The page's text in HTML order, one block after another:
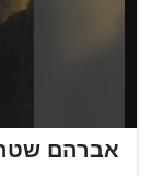
אברהם